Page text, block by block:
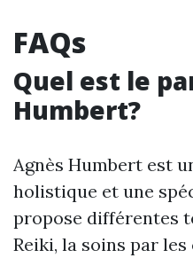
FAQs
Quel est le
Humbert?
Agnès Humbert est
holistique et une
propose différentes
Reiki, la soins par